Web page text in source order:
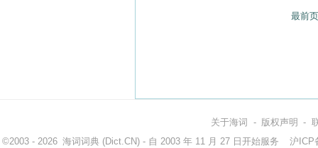
最前页
关于海词 - 版权声明 -
©2003 - 2026 海词词典 (Dict.CN) - 自 2003 年 11 月 27 日开始服务 沪ICP